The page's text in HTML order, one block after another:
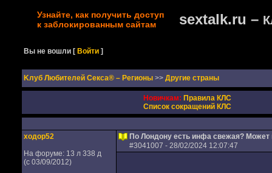
Узнайте, как получить доступ
к заблокированным сайтам
sextalk.ru –
Вы не вошли [Войти ]
Kлуб Любителей Секса® – Регионы >> Другие страны
Новичкам: Правила КЛС
Список сокращений КЛС
ходор52
На форуме: 13 л 338 д
(с 03/09/2012)
По Лондону есть инфа свежая?
#3041007 - 28/02/2024 12:07:47